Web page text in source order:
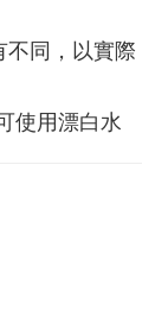
不同，以實際
使用漂白水